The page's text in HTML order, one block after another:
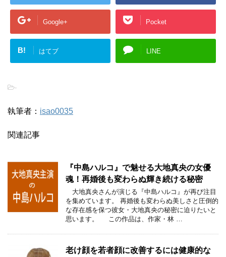
Google+ Pocket
B! はてブ LINE
-
執筆者： isao0035
関連記事
『中島ハルコ』で魅せる大地真央の女優
魂！再婚後も変わらぬ輝き続ける秘密
大地真央さんが演じる『中島ハルコ』が再び注目
を集めています。 再婚後も変わらぬ美しさと圧倒的
な存在感を保つ彼女・大地真央の秘密に迫りたいと
思います。 この作品は、作家・林 …
老け顔を若者顔に改善するには健康的な